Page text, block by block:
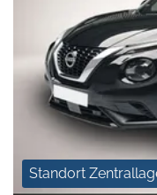
Standort